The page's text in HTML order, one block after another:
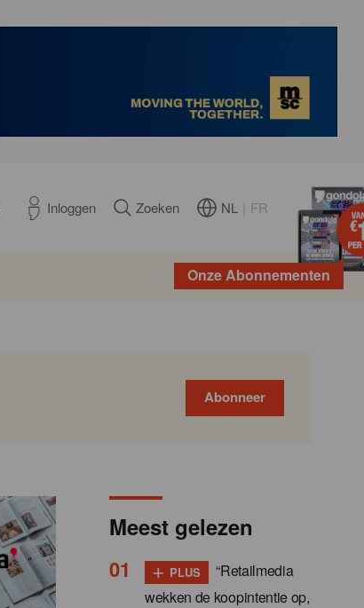
Inloggen Zoeken NL FR
Onze Abonnementen
Abonneer
Meest gelezen
+ PLUS
“Retailmedia
wekken de koopintentie op,